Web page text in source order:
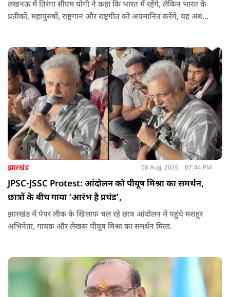
लखनऊ में तिरंगा सीएम योगी ने कहा कि भारत में रहेंगे, लेकिन भारत के
प्रतीकों, महापुरुषों, राष्ट्रगान और राष्ट्रगीत को अपमानित करेंगे, यह अब
की हर चुनौती का सामना करने में सक्षम है.
झारखंड 08 Aug, 2026 07:44 PM
JPSC-JSSC Protest: आंदोलन को पीयूष मिश्रा का समर्थन,
छात्रों के बीच गाया ‘आरंभ है प्रचंड’,
झारखंड में पेपर लीक के खिलाफ चल रहे छात्र आंदोलन में पहुंचे मशहूर
अभिनेता, गायक और लेखक पीयूष मिश्रा का समर्थन मिला.